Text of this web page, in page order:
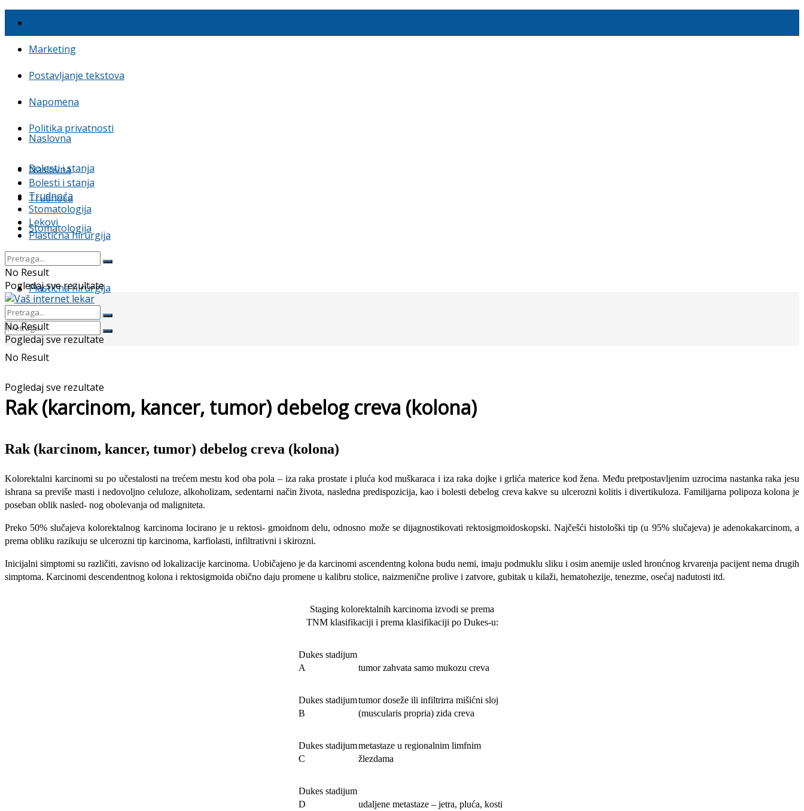
Marketing
Postavljanje tekstova
Napomena
Politika privatnosti
Naslovna
Bolesti i stanja
Trudnoća
Stomatologija
Lekovi
Plastična hirurgija
No Result
Pogledaj sve rezultate
Naslovna
Bolesti i stanja
Trudnoća
Stomatologija
Lekovi
Plastična hirurgija
No Result
Pogledaj sve rezultate
No Result
Pogledaj sve rezultate
Rak (karcinom, kancer, tumor) debelog creva (kolona)
Rak (karcinom, kancer, tumor) debelog creva (kolona)
Kolorektalni karcinomi su po učestalosti na trećem mestu kod oba pola – iza raka prostate i pluća kod muškaraca i iza raka dojke i grlića mate­rice kod žena. Među pretpostavljenim uzrocima nastanka raka jesu
ishrana sa previše masti i nedovoljno celuloze, alkoholizam, sedentarni način živo­ta, nasledna predispozicija, kao i bolesti debelog creva kakve su ulcerozni kolitis i divertikuloza. Familijarna polipoza kolona je
poseban oblik nasled- nog obolevanja od maligniteta.
Preko 50% slučajeva kolorektalnog karcinoma locirano je u rektosi- gmoidnom delu, odnosno može se dijagnostikovati rektosigmoidoskopski. Najčešći histološki tip (u 95% slučajeva) je adenokakarcinom, a
prema obli­ku razikuju se ulcerozni tip karcinoma, karfiolasti, infiltrativni i skirozni.
Inicijalni simptomi su različiti, zavisno od lokalizacije karcinoma. Uobičajeno je da karcinomi ascendentng kolona budu nemi, imaju pod­muklu sliku i osim anemije usled hronćnog krvarenja pacijent nema drugih
simptoma. Karcinomi descendentnog kolona i rektosigmoida obično daju promene u kalibru stolice, naizmenične prolive i zatvore, gubitak u kilaži, hematohezije, tenezme, osećaj nadutosti itd.
Staging kolorektalnih karcinoma izvodi se prema
TNM klasifikaciji i prema klasifikaciji po Dukes-u:
Dukes stadijum
A
tumor zahvata samo mukozu creva
Dukes stadijum
B
tumor doseže ili infiltrirra mišićni sloj
(muscularis propria) zida creva
Dukes stadijum
C
metastaze u regionalnim limfnim
žlezdama
Dukes stadijum
D
udaljene metastaze – jetra, pluća, kosti